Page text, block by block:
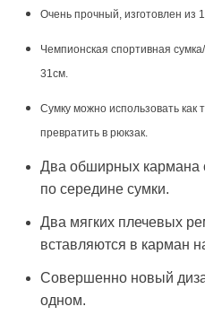
Очень прочный, изготовлен из
Чемпионская спортивная
31см.
Сумку можно использовать
превратить в рюкзак.
Два обширных кармана
по середине сумки.
Два мягких плечевых
вставляются в карман
Совершенно новый
одном.